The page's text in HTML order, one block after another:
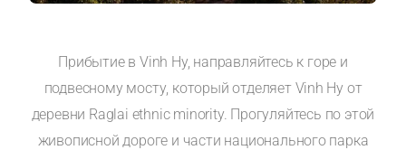
Прибытие в Vinh Hy, направляйтесь к горе и
подвесному мосту, который отделяет Vinh Hy от
деревни Raglai ethnic minority. Прогуляйтесь по этой
живописной дороге и части национального парка